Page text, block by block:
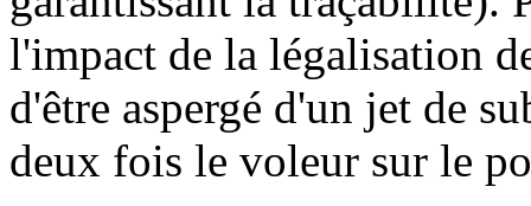
l'impact de la légalisation
d'être aspergé d'un jet de
deux fois le voleur sur le